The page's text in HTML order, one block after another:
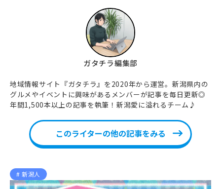
ガタチラ編集部
地域情報サイト『ガタチラ』を2020年から運営。新潟県内の
グルメやイベントに興味があるメンバーが記事を毎日更新◎
年間1,500本以上の記事を執筆！新潟愛に溢れるチーム♪
このライターの他の記事をみる
新潟人